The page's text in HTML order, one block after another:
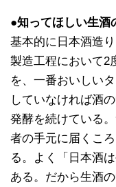
●知ってほしい生酒
基本的に日本酒造
製造工程において2
を、一番おいしい
していなければ酒
発酵を続けている
者の手元に届くこ
る。よく「日本酒
ある。だから生酒